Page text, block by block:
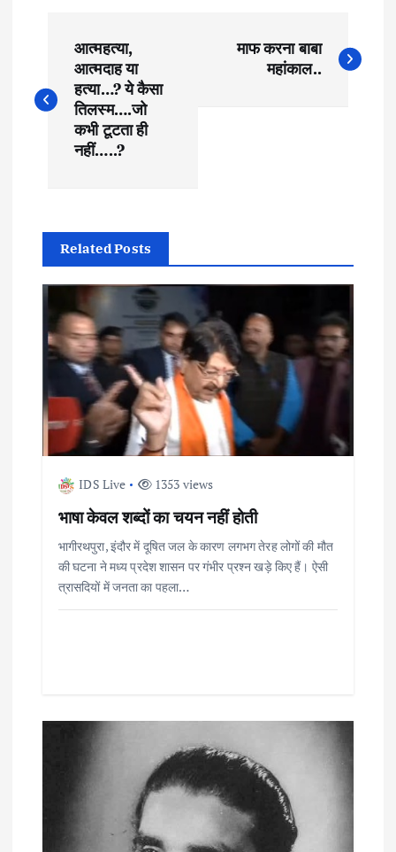
o
s
v
g
a
t
आत्महत्या,
आत्मदाह या
हत्या…? ये कैसा
तिलस्म….जो
कभी टूटता ही
नहीं…..?
माफ करना बाबा
महांकाल..
Related Posts
IDS Live 1353 views
भाषा केवल शब्दों का चयन नहीं होती
भागीरथपुरा, इंदौर में दूषित जल के कारण लगभग तेरह लोगों की मौत
की घटना ने मध्य प्रदेश शासन पर गंभीर प्रश्न खड़े किए हैं। ऐसी
त्रासदियों में जनता का पहला…